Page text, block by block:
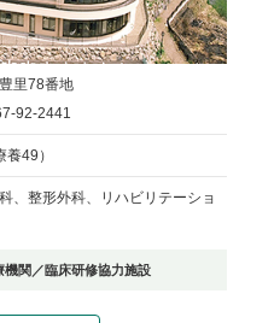
里78番地
92-2441
49）
、整形外科、リハビリテーショ
機関／臨床研修協力施設